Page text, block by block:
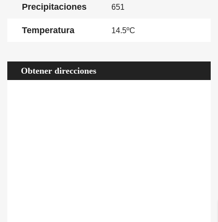
Precipitaciones 651
Temperatura 14.5ºC
Obtener direcciones